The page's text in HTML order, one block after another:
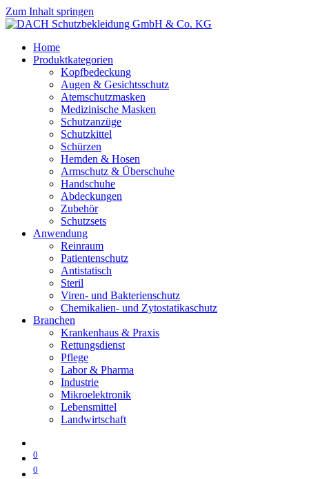
Zum Inhalt springen
Home
Produktkategorien
Kopfbedeckung
Augen & Gesichtsschutz
Atemschutzmasken
Medizinische Masken
Schutzanzüge
Schutzkittel
Schürzen
Hemden & Hosen
Armschutz & Überschuhe
Handschuhe
Abdeckungen
Zubehör
Schutzsets
Anwendung
Reinraum
Patientenschutz
Antistatisch
Steril
Viren- und Bakterienschutz
Chemikalien- und Zytostatikaschutz
Branchen
Krankenhaus & Praxis
Rettungsdienst
Pflege
Labor & Pharma
Industrie
Mikroelektronik
Lebensmittel
Landwirtschaft
0
0